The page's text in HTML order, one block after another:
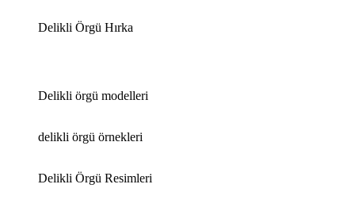
Delikli Örgü Hırka
Delikli örgü modelleri
delikli örgü örnekleri
Delikli Örgü Resimleri